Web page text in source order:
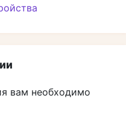
вам необходимо